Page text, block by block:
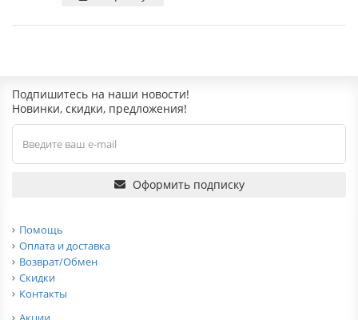
Подпишитесь на наши новости!
Новинки, скидки, предложения!
Оформить подписку
Помощь
Оплата и доставка
Возврат/Обмен
Скидки
Контакты